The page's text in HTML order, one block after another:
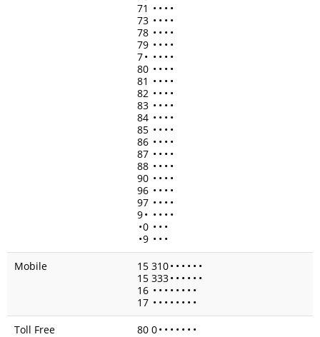
71 • • • •
73 • • • •
78 • • • •
79 • • • •
7• • • • •
80 • • • •
81 • • • •
82 • • • •
83 • • • •
84 • • • •
85 • • • •
86 • • • •
87 • • • •
88 • • • •
90 • • • •
96 • • • •
97 • • • •
9• • • • •
•0 • • •
•9 • • •
Mobile
15 310• • • • • •
15 333• • • • • •
16 • • • • • • • •
17 • • • • • • • •
Toll Free
80 0• • • • • • •